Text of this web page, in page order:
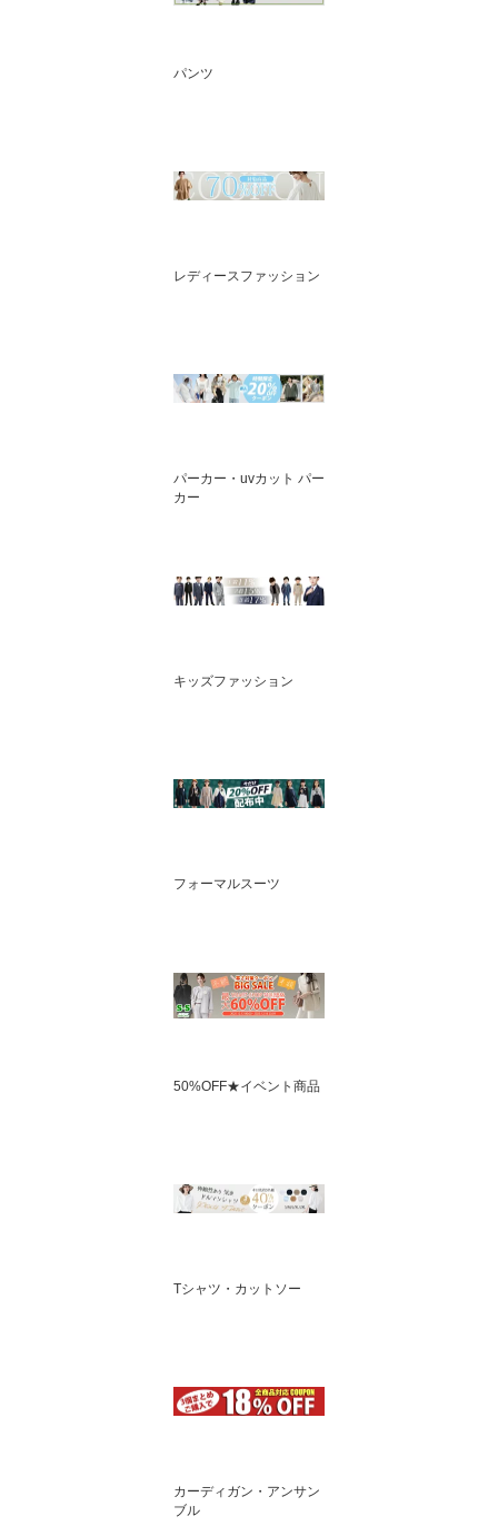
パンツ
レディースファッション
パーカー・uvカット パー
カー
キッズファッション
フォーマルスーツ
50%OFF★イベント商品
Tシャツ・カットソー
カーディガン・アンサン
ブル